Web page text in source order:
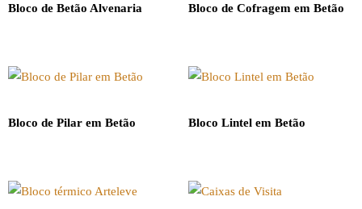
Bloco de Betão Alvenaria Bloco de Cofragem em Betão
Bloco de Pilar em Betão Bloco Lintel em Betão